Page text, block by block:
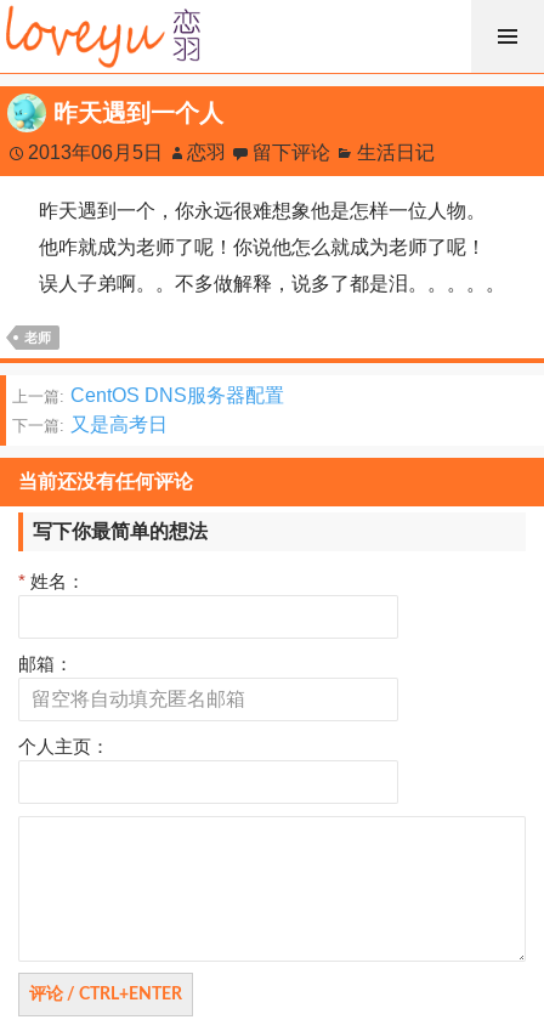
跳
过
内
容
昨天遇到一个人
2013年06月5日 恋羽 留下评论 生活日记
昨天遇到一个，你永远很难想象他是怎样一位人物。
他咋就成为老师了呢！你说他怎么就成为老师了呢！
误人子弟啊。。不多做解释，说多了都是泪。。。。。
老师
文
章
分
页
上一篇: CentOS DNS服务器配置
下一篇: 又是高考日
当前还没有任何评论
写下你最简单的想法
* 姓名：
邮箱：
个人主页：